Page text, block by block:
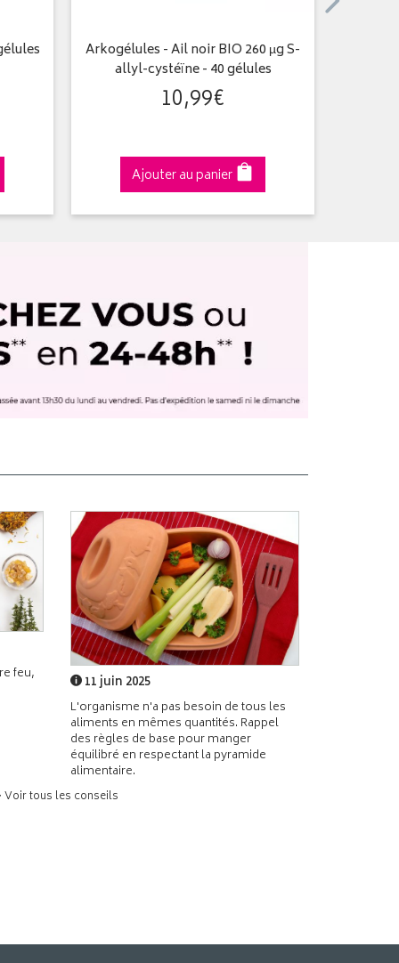
Arkogélules - Ail noir BIO 260 µg S-
allyl-cystéïne - 40 gélules
10,99€
Ajouter au panier
feu,
11 juin 2025
L'organisme n'a pas besoin de tous les
aliments en mêmes quantités. Rappel
des règles de base pour manger
équilibré en respectant la pyramide
alimentaire.
Voir tous les conseils